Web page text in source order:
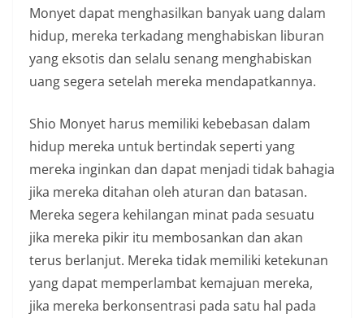
Monyet dapat menghasilkan banyak uang dalam
hidup, mereka terkadang menghabiskan liburan
yang eksotis dan selalu senang menghabiskan
uang segera setelah mereka mendapatkannya.
Shio Monyet harus memiliki kebebasan dalam
hidup mereka untuk bertindak seperti yang
mereka inginkan dan dapat menjadi tidak bahagia
jika mereka ditahan oleh aturan dan batasan.
Mereka segera kehilangan minat pada sesuatu
jika mereka pikir itu membosankan dan akan
terus berlanjut. Mereka tidak memiliki ketekunan
yang dapat memperlambat kemajuan mereka,
jika mereka berkonsentrasi pada satu hal pada